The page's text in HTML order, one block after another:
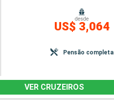
desde
US$ 3,064
Pensão completa
VER CRUZEIROS